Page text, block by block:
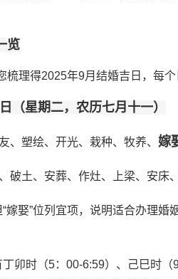
览
梳理得2025年9月结婚吉日，每
（星期二，农历七月十一）
、塑绘、开光、栽种、牧养、 嫁
破土、安葬、作灶、上梁、安床
嫁娶”位列宜项，说明适合办理
卯时（5：00-6:59）、己巳时（